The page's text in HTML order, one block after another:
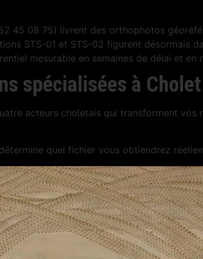
45 08 75) livrent des orthophotos
STS-01 et STS-02 figurent désormais
mesurable en semaines de délai et en
spécialisées à Cholet
acteurs choletais qui transforment vos
quel fichier vous obtiendrez